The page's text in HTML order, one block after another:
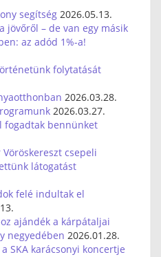
segítség 2026.05.13.
jövőről – de van egy másik
az adód 1%-a!
folytatását
2026.03.28.
2026.03.27.
fogadtak bennünket
csepeli
látogatást
felé indultak el
ajándék a kárpátaljai
negyedében 2026.01.28.
SKA karácsonyi koncertje